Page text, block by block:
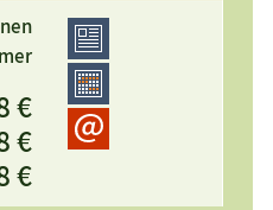
mit Blick auf den
€
€
€